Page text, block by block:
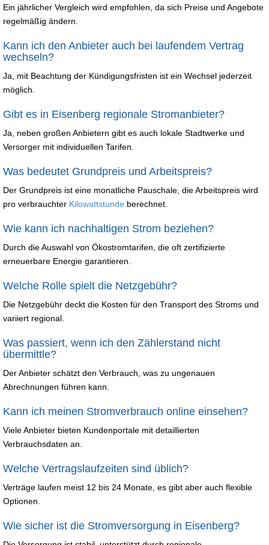
Ein jährlicher Vergleich wird empfohlen, da sich Preise und Angebote
regelmäßig ändern.
Kann ich den Anbieter auch bei laufendem Vertrag
wechseln?
Ja, mit Beachtung der Kündigungsfristen ist ein Wechsel jederzeit
möglich.
Gibt es in Eisenberg regionale Stromanbieter?
Ja, neben großen Anbietern gibt es auch lokale Stadtwerke und
Versorger mit individuellen Tarifen.
Was bedeutet Grundpreis und Arbeitspreis?
Der Grundpreis ist eine monatliche Pauschale, die Arbeitspreis wird
pro verbrauchter Kilowattstunde berechnet.
Wie kann ich nachhaltigen Strom beziehen?
Durch die Auswahl von Ökostromtarifen, die oft zertifizierte
erneuerbare Energie garantieren.
Welche Rolle spielt die Netzgebühr?
Die Netzgebühr deckt die Kosten für den Transport des Stroms und
variiert regional.
Was passiert, wenn ich den Zählerstand nicht
übermittle?
Der Anbieter schätzt den Verbrauch, was zu ungenauen
Abrechnungen führen kann.
Kann ich meinen Stromverbrauch online einsehen?
Viele Anbieter bieten Kundenportale mit detaillierten
Verbrauchsdaten an.
Welche Vertragslaufzeiten sind üblich?
Verträge laufen meist 12 bis 24 Monate, es gibt aber auch flexible
Optionen.
Wie sicher ist die Stromversorgung in Eisenberg?